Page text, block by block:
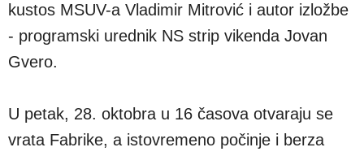
kustos MSUV-a Vladimir Mitrović i autor izložbe
- programski urednik NS strip vikenda Jovan
Gvero.
U petak, 28. oktobra u 16 časova otvaraju se
vrata Fabrike, a istovremeno počinje i berza